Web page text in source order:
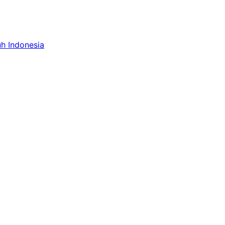
Indonesia